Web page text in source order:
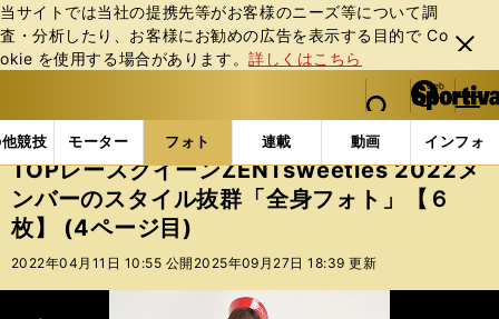
当サイトでは当社の提携先等がお客様のニーズ等について調
査・分析したり、お客様にお勧めの広告を表⽰する⽬的で Co
okie を使⽤する場合があります。詳しくはこちら
閉じ
る
web Sportiva (webスポルティーバ)
検索
マイペ
ー
ジ
メニュ
競技 モーター フォト 連載 動画 インフォ
b
ス
ポ
ル
テ
ー
バ
フォトギャラリー スポーツビーナスギャラリー
TOPレースクイーンZENTsweeties 2022メ
ンバーのスタイル抜群「全身フォト」【６
枚】 (4ページ目)
2022年04月11日 10:55 公開 2025年09月27日 18:39 更新